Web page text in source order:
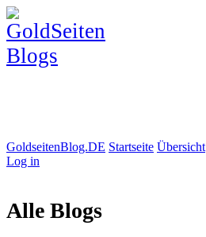
GoldseitenBlog.DE Startseite Übersicht
Log in
Alle Blogs